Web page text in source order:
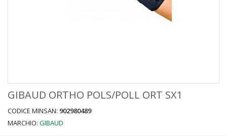
GIBAUD ORTHO POLS/POLL ORT SX1
CODICE MINSAN: 902980489
MARCHIO: GIBAUD